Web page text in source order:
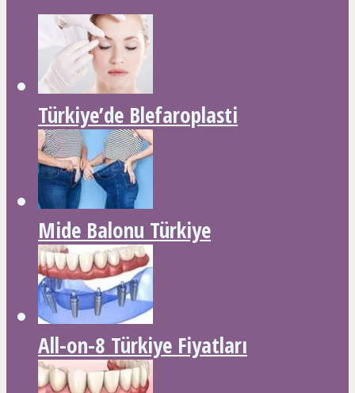
Türkiye’de Blefaroplasti
Mide Balonu Türkiye
All-on-8 Türkiye Fiyatları